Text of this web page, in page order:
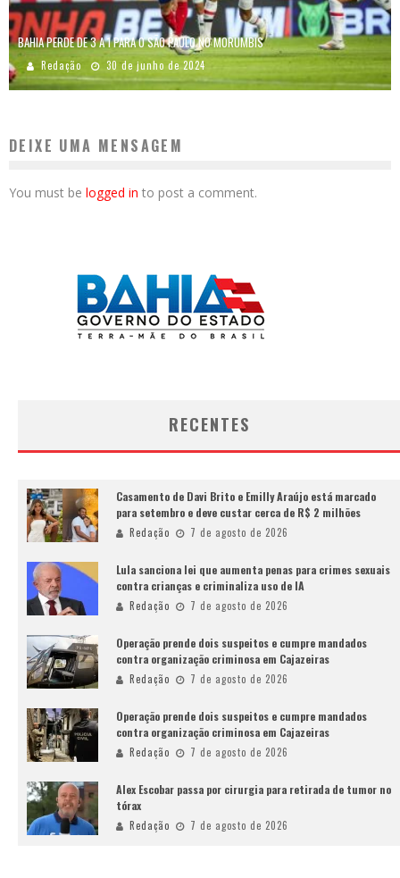
BAHIA PERDE DE 3 A 1 PARA O SÃO PAULO NO MORUMBIS
Redação 30 de junho de 2024
DEIXE UMA MENSAGEM
You must be logged in to post a comment.
RECENTES
Casamento de Davi Brito e Emilly Araújo está marcado
para setembro e deve custar cerca de R$ 2 milhões
Redação 7 de agosto de 2026
Lula sanciona lei que aumenta penas para crimes sexuais
contra crianças e criminaliza uso de IA
Redação 7 de agosto de 2026
Operação prende dois suspeitos e cumpre mandados
contra organização criminosa em Cajazeiras
Redação 7 de agosto de 2026
Operação prende dois suspeitos e cumpre mandados
contra organização criminosa em Cajazeiras
Redação 7 de agosto de 2026
Alex Escobar passa por cirurgia para retirada de tumor no
tórax
Redação 7 de agosto de 2026